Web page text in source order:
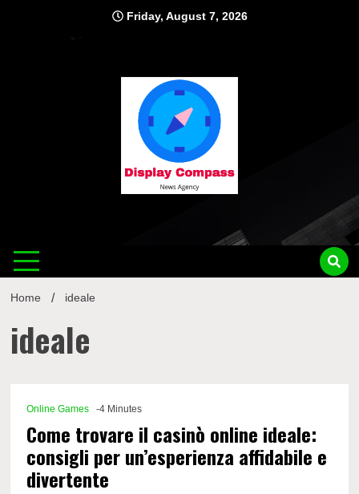
Friday, August 7, 2026
Home ideale
ideale
Online Games -4 Minutes
Come trovare il casinò online ideale:
consigli per un’esperienza affidabile e
divertente